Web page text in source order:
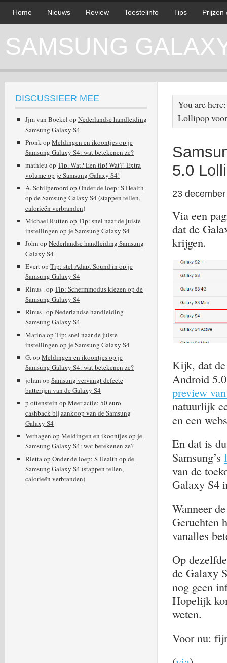
Home Nieuws Review Toestelinfo Tips Prijzen
SAMSUNG
You are
Lollipop
5.0
23
Via een
dat de
krijgen.
Kijk, dat de
Android
preview
natuurlijk
en een
En dat is
Samsung’s
van de
Galaxy S4
Wanneer
Geruchten
vanalles
Op
de Galaxy
nog geen
Hopelijk
weten.
Voor nu:
DISCUSSIEER MEE
Jjm van Boekel op Nederlandse handleiding
Samsung Galaxy S4
Pronkop Meldingen en ikoontjes op je
Samsung Galaxy S4: wat betekenen ze?
mathieu op Tip. Wat? Een tip! Wat?! Extra
volume op je Samsung Galaxy S4!
A. Schilperoord op Onder de loep: S Health
op de Samsung Galaxy S4 (stappen tellen,
calorieën verbranden)
Michael Rutten op Tip: snel naar de juiste
instellingen op je Samsung Galaxy S4
John op Nederlandse handleiding Samsung
Galaxy S4
Evertop Tip: stel Adapt Sound in op je
Samsung Galaxy S4
Rinus .op Tip: Schermmodus kiezen op de
Samsung Galaxy S4
Rinus .op Nederlandse handleiding
Samsung Galaxy S4
Marinaop Tip: snel naar de juiste
instellingen op je Samsung Galaxy S4
G.op Meldingen en ikoontjes op je
Samsung Galaxy S4: wat betekenen ze?
johan op Samsung vervangt defecte
batterijen van de Galaxy S4
p ottenstein op Meer actie: 50 euro
cashback bij aankoop van de Samsung
Galaxy S4
Verhagen op Meldingen en ikoontjes op je
Samsung Galaxy S4: wat betekenen ze?
Riettaop Onder de loep: S Health op de
Samsung Galaxy S4 (stappen tellen,
calorieën verbranden)